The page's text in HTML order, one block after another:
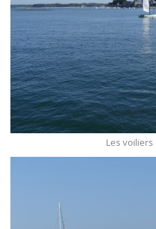
Les voiliers